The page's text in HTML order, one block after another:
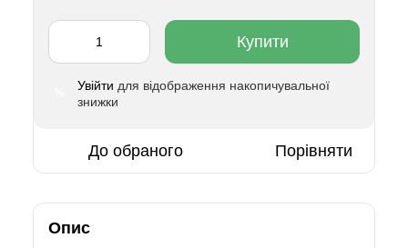
Купити
Увійти для відображення накопичувальної
знижки
До обраного Порівняти
Опис